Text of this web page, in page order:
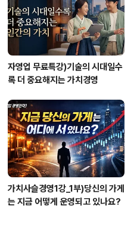
자영업 무료특강)기술의 시대일수
록 더 중요해지는 가치경영
가치사슬경영1강_1부)당신의 가게
는 지금 어떻게 운영되고 있나요?